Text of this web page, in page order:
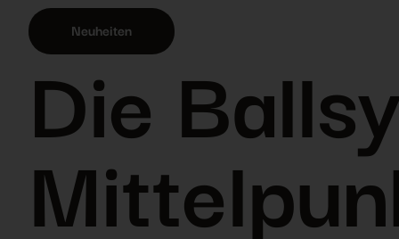
Neuheiten
Die